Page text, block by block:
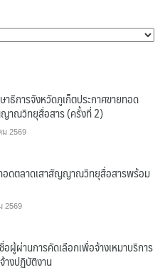
ธิการจังหวัดภูเก็ตประกาศขายทอด
าณวิทยุสื่อสาร (ครั้งที่ 2)
2569
อดตลาดเสาสัญญาณวิทยุสื่อสารพร้อม
2569
อผู้ผ่านการคัดเลือกเพื่อจ้างเหมาบริการ
างปฏิบัติงาน